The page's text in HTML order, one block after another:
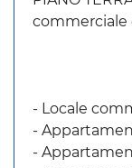
commerciale
- Locale
-
-